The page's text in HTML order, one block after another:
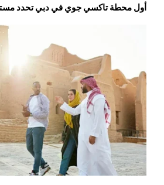
أول محطة تاكسي جوي في دبي تحدد